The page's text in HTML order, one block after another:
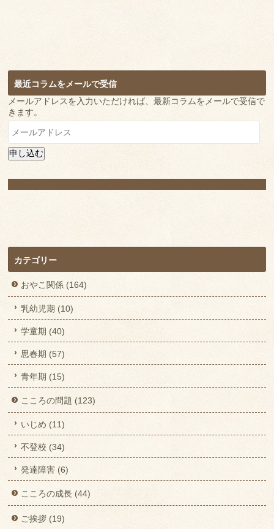
最近コラムをメールで受信
メールアドレスを入力いただければ、最新コラムをメールで受信で
きます。
メ
ー
ル
ア
レ
ス
申し込む
カテゴリー
おやこ関係 (164)
乳幼児期 (10)
学童期 (40)
思春期 (57)
青年期 (15)
こころの問題 (123)
いじめ (11)
不登校 (34)
発達障害 (6)
こころの成長 (44)
ご挨拶 (19)